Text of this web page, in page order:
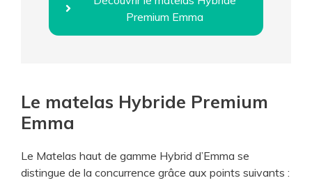
Premium Emma
Le matelas Hybride Premium
Emma
Le Matelas haut de gamme Hybrid d’Emma se
distingue de la concurrence grâce aux points suivants :